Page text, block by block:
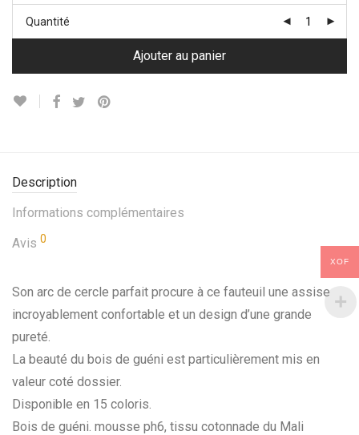
Quantité
Ajouter au panier
Description
Informations complémentaires
Avis 0
Son arc de cercle parfait procure à ce fauteuil une assise
incroyablement confortable et un design d’une grande
pureté.
La beauté du bois de guéni est particulièrement mis en
valeur coté dossier.
Disponible en 15 coloris.
Bois de guéni. mousse ph6, tissu cotonnade du Mali
XOF